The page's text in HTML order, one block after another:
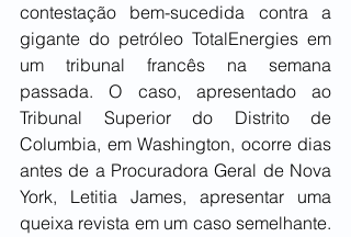
contestação bem-sucedida contra a
gigante do petróleo TotalEnergies em
um tribunal francês na semana
passada. O caso, apresentado ao
Tribunal Superior do Distrito de
Columbia, em Washington, ocorre dias
antes de a Procuradora Geral de Nova
York, Letitia James, apresentar uma
queixa revista em um caso semelhante.